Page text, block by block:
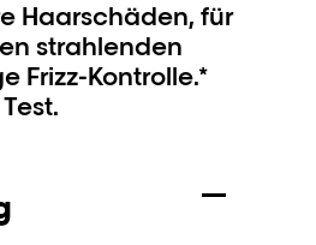
Haarschäden, für
strahlenden
Frizz-Kontrolle.*